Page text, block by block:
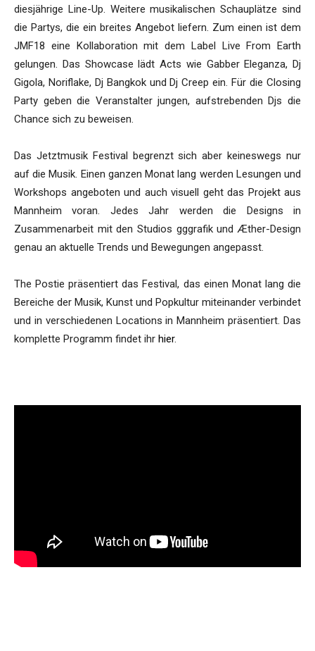
diesjährige Line-Up. Weitere musikalischen Schauplätze sind
die Partys, die ein breites Angebot liefern. Zum einen ist dem
JMF18 eine Kollaboration mit dem Label Live From Earth
gelungen. Das Showcase lädt Acts wie Gabber Eleganza, Dj
Gigola, Noriflake, Dj Bangkok und Dj Creep ein. Für die Closing
Party geben die Veranstalter jungen, aufstrebenden Djs die
Chance sich zu beweisen.
Das Jetztmusik Festival begrenzt sich aber keineswegs nur
auf die Musik. Einen ganzen Monat lang werden Lesungen und
Workshops angeboten und auch visuell geht das Projekt aus
Mannheim voran. Jedes Jahr werden die Designs in
Zusammenarbeit mit den Studios gggrafik und Æther-Design
genau an aktuelle Trends und Bewegungen angepasst.
The Postie präsentiert das Festival, das einen Monat lang die
Bereiche der Musik, Kunst und Popkultur miteinander verbindet
und in verschiedenen Locations in Mannheim präsentiert. Das
komplette Programm findet ihr hier.